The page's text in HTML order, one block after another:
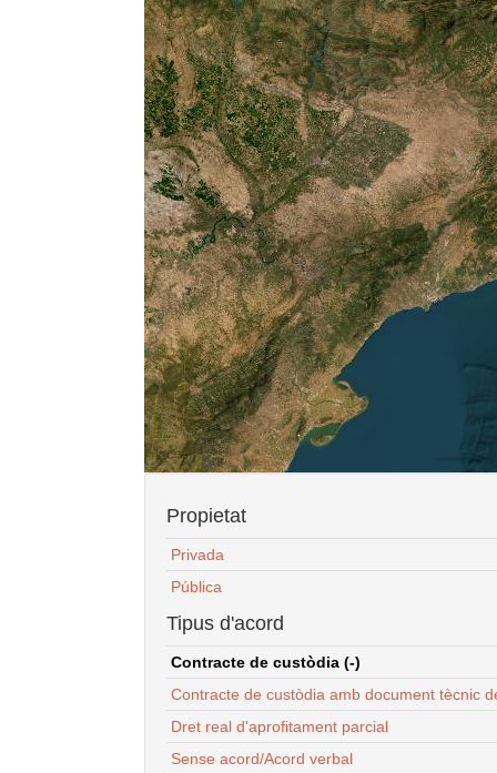
Propietat
Privada
Pública
Tipus d'acord
Contracte de custòdia (-)
Contracte de custòdia amb document tècnic
Dret real d'aprofitament parcial
Sense acord/Acord verbal